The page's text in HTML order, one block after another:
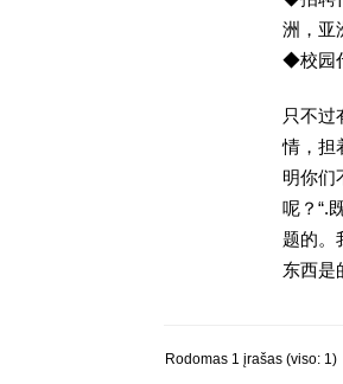
洲，亚
◆校园
只不过
情，担
明你们
呢？“.
题的。
东西是
Rodomas 1 įrašas (viso: 1)